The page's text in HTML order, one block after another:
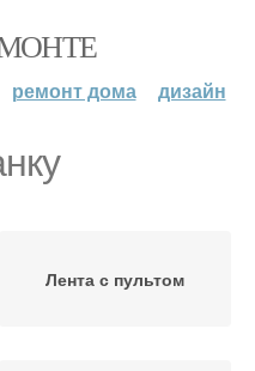
ремонт дома дизайн
Лента с пультом